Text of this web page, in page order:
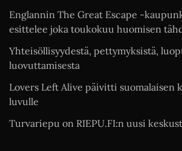
Englannin The Great Escape -
esittelee joka toukokuu huomisen
Yhteisöllisyydestä, pettymyksistä,
luovuttamisesta
Lovers Left Alive päivitti suomalaisen
luvulle
Turvariepu on RIEPU.FI:n uusi